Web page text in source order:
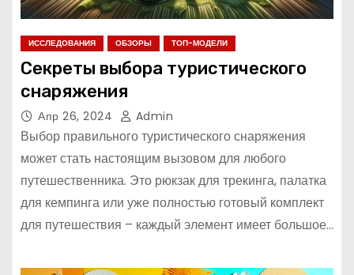
ИССЛЕДОВАНИЯ ОБЗОРЫ ТОП-МОДЕЛИ
Секреты выбора туристического
снаряжения
Апр 26, 2024 Admin
Выбор правильного туристического снаряжения
может стать настоящим вызовом для любого
путешественника. Это рюкзак для трекинга, палатка
для кемпинга или уже полностью готовый комплект
для путешествия – каждый элемент имеет большое…